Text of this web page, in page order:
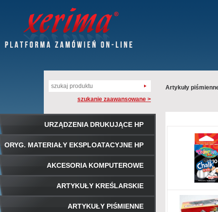
szukanie zaawansowane >
URZĄDZENIA DRUKUJĄCE HP
ORYG. MATERIAŁY EKSPLOATACYJNE HP
AKCESORIA KOMPUTEROWE
ARTYKUŁY KREŚLARSKIE
ARTYKUŁY PIŚMIENNE
Artykuły